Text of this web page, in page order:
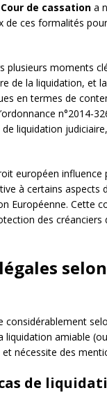
Cour de cassation a
de ces formalités
plusieurs moments
de la liquidation, et
en termes de
n°2014-
liquidation
européen
à certains
Européenne. Cette
des créanciers
considérablement
liquidation amiable
nécessite des
de